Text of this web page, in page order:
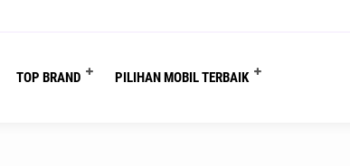
TOP BRAND PILIHAN MOBIL TERBAIK